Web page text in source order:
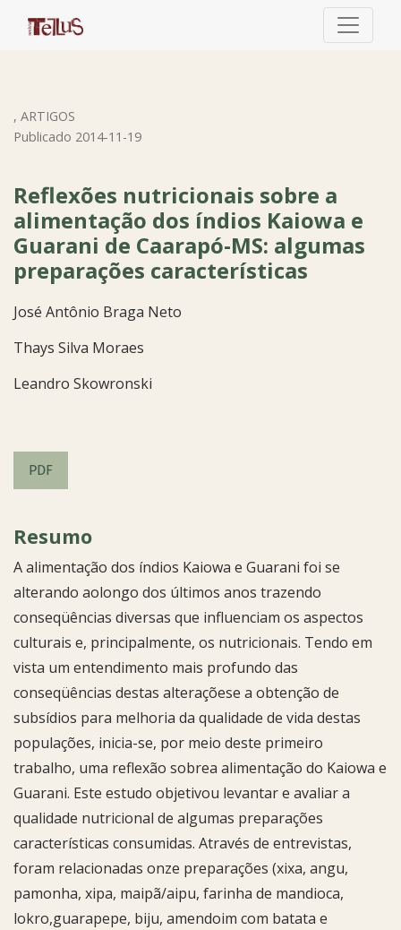
Reflexões nutricionais sobre a alimentação dos índios
, ARTIGOS
Reflexões nutricionais sobre a
alimentação dos índios Kaiowa e
Guarani de Caarapó-MS: algumas
preparações características
Publicado 2014-11-19
José Antônio Braga Neto
Thays Silva Moraes
Leandro Skowronski
PDF
Resumo
A alimentação dos índios Kaiowa e Guarani foi se
alterando aolongo dos últimos anos trazendo
conseqüências diversas que influenciam os aspectos
culturais e, principalmente, os nutricionais. Tendo em
vista um entendimento mais profundo das
conseqüências destas alteraçõese a obtenção de
subsídios para melhoria da qualidade de vida destas
populações, inicia-se, por meio deste primeiro
trabalho, uma reflexão sobrea alimentação do Kaiowa e
Guarani. Este estudo objetivou levantar e avaliar a
qualidade nutricional de algumas preparações
características consumidas. Através de entrevistas,
foram relacionadas onze preparações (xixa, angu,
pamonha, xipa, maipã/aipu, farinha de mandioca,
lokro,guarapepe, biju, amendoim com batata e